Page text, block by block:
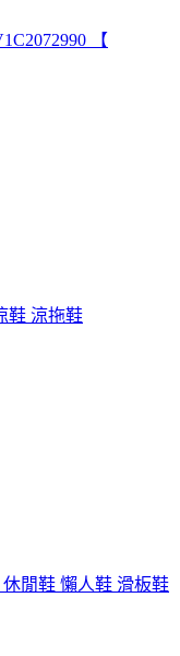
【
鞋 涼拖鞋
休閒鞋 懶人鞋 滑板鞋